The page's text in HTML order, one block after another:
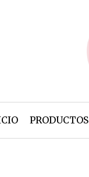
PRODUCTOS